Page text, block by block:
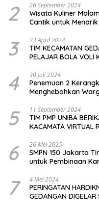
2 26 September 2024
Wisata Kuliner
Cantik untuk
3 23 April 2024
TIM KECAMATAN
PELAJAR BOLA VOLI
4 30 Juli 2024
Penemuan 2
Menghebohkan
5 11 September 2024
TIM PMP UNIBA
KACAMATA VIRTUAL
6 26 Mei 2025
SMPN 150 Jakarta
untuk Pembinaan
7 4 Mei 2024
PERINGATAN
GEDANGAN DIGELAR